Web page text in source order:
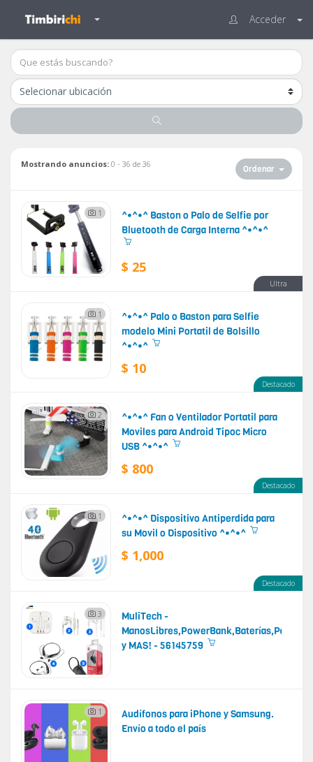
Acceder
Mostrando anuncios: 0 - 36 de 36 Ordenar
Ultra
1
^•^•^ Baston o Palo de Selfie por
Bluetooth de Carga Interna ^•^•^
$ 25
Destacado
1
^•^•^ Palo o Baston para Selfie
modelo Mini Portatil de Bolsillo
^•^•^
$ 10
Destacado
2
^•^•^ Fan o Ventilador Portatil para
Moviles para Android Tipoc Micro
USB ^•^•^
$ 800
Destacado
1
^•^•^ Dispositivo Antiperdida para
su Movil o Dispositivo ^•^•^
$ 1,000
3
MuliTech -
y MAS! - 56145759
1
Audífonos para iPhone y Samsung.
Envío a todo el país